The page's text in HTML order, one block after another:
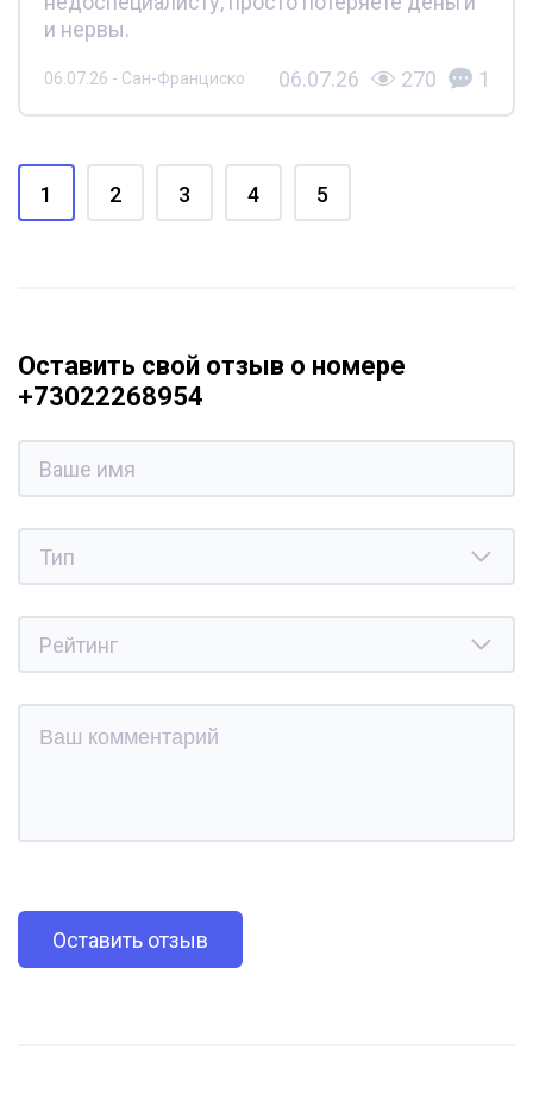
и нервы.
06.07.26 - Сан-Франциско 06.07.26 270 1
1 2 3 4 5
Оставить свой отзыв о номере
+73022268954
Оставить отзыв